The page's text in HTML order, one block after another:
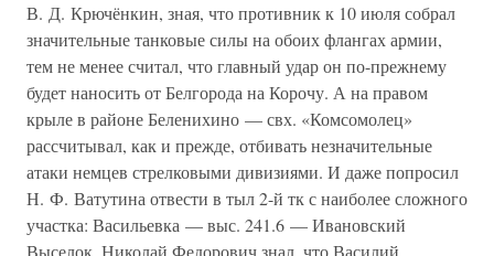
В. Д. Крючёнкин, зная, что противник к 10 июля собрал
значительные танковые силы на обоих флангах армии,
тем не менее считал, что главный удар он по-прежнему
будет наносить от Белгорода на Корочу. А на правом
крыле в районе Беленихино — свх. «Комсомолец»
рассчитывал, как и прежде, отбивать незначительные
атаки немцев стрелковыми дивизиями. И даже попросил
Н. Ф. Ватутина отвести в тыл 2-й тк с наиболее сложного
участка: Васильевка — выс. 241.6 — Ивановский
Выселок. Николай Федорович знал, что Василий